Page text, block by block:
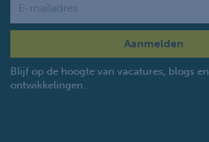
Blijf op de hoogte van vacatures, blogs en
ontwikkelingen.